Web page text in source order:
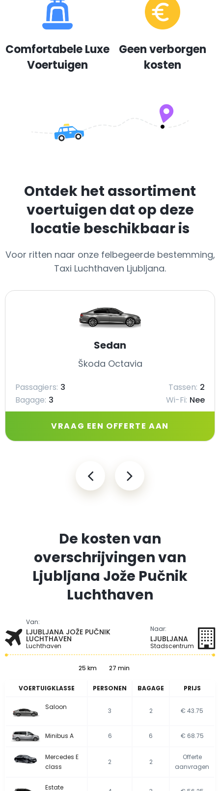
Comfortabele Luxe
Voertuigen
Geen verborgen
kosten
Ontdek het assortiment
voertuigen dat op deze
locatie beschikbaar is
Voor ritten naar onze felbegeerde bestemming,
Taxi Luchthaven Ljubljana.
Sedan
Škoda Octavia
Passagiers: 3 Tassen: 2
Bagage: 3 Wi-Fi: Nee
VRAAG EEN OFFERTE AAN
De kosten van
overschrijvingen van
Ljubljana Jože Pučnik
Luchthaven
Van:
LJUBLJANA JOŽE PUČNIK
LUCHTHAVEN
Luchthaven
Naar:
LJUBLJANA
Stadscentrum
25 km 27 min
VOERTUIGKLASSE PERSONEN BAGAGE PRIJS
Saloon 3 2 € 43.75
Minibus A 6 6 € 68.75
Mercedes E
class
2 2
Offerte
aanvragen
Estate